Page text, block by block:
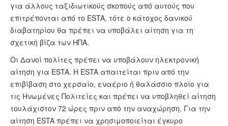
για άλλους ταξιδιωτικούς σκοπούς από αυτούς που
επιτρέπονται από το ESTA, τότε ο κάτοχος δανικού
διαβατηρίου θα πρέπει να υποβάλει αίτηση για τη
σχετική βίζα των ΗΠΑ.
Οι Δανοί πολίτες πρέπει να υποβάλουν ηλεκτρονική
αίτηση για ESTA. Η ESTA απαιτείται πριν από την
επιβίβαση στο χερσαίο, εναέριο ή θαλάσσιο πλοίο για
τις Ηνωμένες Πολιτείες και πρέπει να υποβληθεί αίτηση
τουλάχιστον 72 ώρες πριν από την αναχώρηση. Για την
αίτηση ESTA πρέπει να χρησιμοποιείται έγκυρο